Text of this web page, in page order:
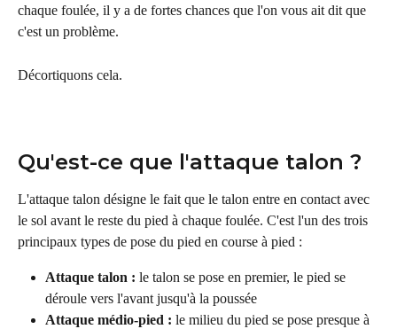
chaque foulée, il y a de fortes chances que l'on vous ait dit que
c'est un problème.
Décortiquons cela.
Qu'est-ce que l'attaque talon ?
L'attaque talon désigne le fait que le talon entre en contact avec
le sol avant le reste du pied à chaque foulée. C'est l'un des trois
principaux types de pose du pied en course à pied :
Attaque talon : le talon se pose en premier, le pied se
déroule vers l'avant jusqu'à la poussée
Attaque médio-pied : le milieu du pied se pose presque à